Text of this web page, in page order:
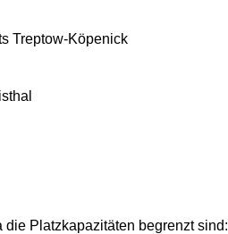
Treptow-Köpenick
die Platzkapazitäten begrenzt sind: